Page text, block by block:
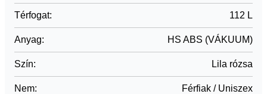
Térfogat: 112 L
Anyag: HS ABS (VÁKUUM)
Szín: Lila rózsa
Nem: Férfiak / Uniszex